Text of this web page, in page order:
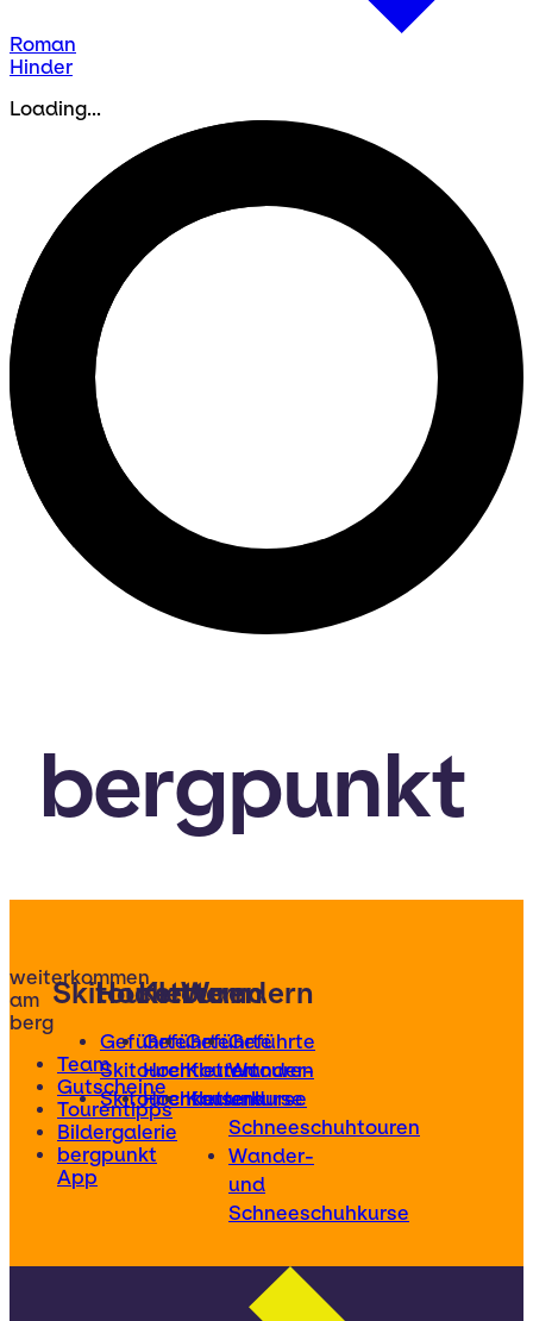
Roman
Hinder
Loading...
bergpunkt
weiterkommen
am
berg
Team
Gutscheine
Tourentipps
Bildergalerie
bergpunkt
App
Skitouren
Geführte
Skitouren
Skitourenkurse
Hochtouren
Geführte
Hochtouren
Hochtourenkurse
Klettern
Geführte
Klettertouren
Kletterkurse
Wandern
Geführte
Wander-
und
Schneeschuhtouren
Wander-
und
Schneeschuhkurse